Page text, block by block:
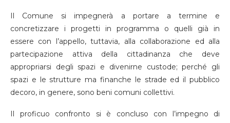
Il Comune si impegnerà a portare a termine e
concretizzare i progetti in programma o quelli già in
essere con l’appello, tuttavia, alla collaborazione ed alla
partecipazione attiva della cittadinanza che deve
appropriarsi degli spazi e divenirne custode; perché gli
spazi e le strutture ma finanche le strade ed il pubblico
decoro, in genere, sono beni comuni collettivi.
Il proficuo confronto si è concluso con l’impegno di